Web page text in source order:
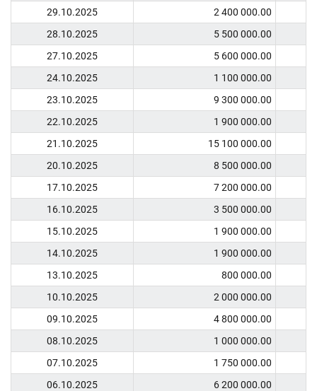
29.10.2025
2 400 000.00
28.10.2025
5 500 000.00
27.10.2025
5 600 000.00
24.10.2025
1 100 000.00
23.10.2025
9 300 000.00
22.10.2025
1 900 000.00
21.10.2025
15 100 000.00
20.10.2025
8 500 000.00
17.10.2025
7 200 000.00
16.10.2025
3 500 000.00
15.10.2025
1 900 000.00
14.10.2025
1 900 000.00
13.10.2025
800 000.00
10.10.2025
2 000 000.00
09.10.2025
4 800 000.00
08.10.2025
1 000 000.00
07.10.2025
1 750 000.00
06.10.2025
6 200 000.00